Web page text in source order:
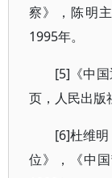
察》，陈明
1995年。
[5]《中
页，人民出版
[6]杜维
位》，《中